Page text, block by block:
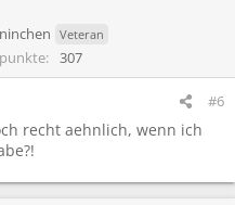
Veteran
307
#6
recht aehnlich, wenn ich